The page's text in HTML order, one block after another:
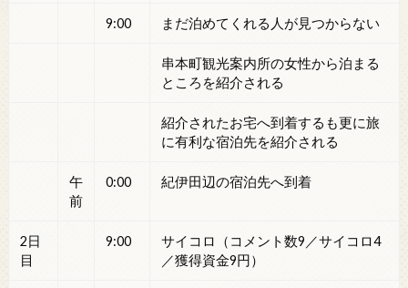
9:00 まだ泊めてくれる人が見つからない
串本町観光案内所の女性から泊まる
ところを紹介される
紹介されたお宅へ到着するも更に旅
に有利な宿泊先を紹介される
午
前
0:00 紀伊田辺の宿泊先へ到着
2日
目
9:00
サイコロ（コメント数9／サイコロ4
／獲得資金9円）